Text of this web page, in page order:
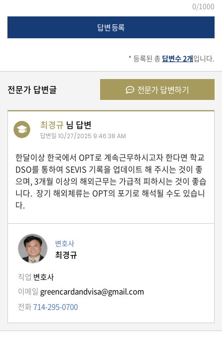
활
하
공
지
항
A
S
K
미
국
용
수
칙
안
0/1000
답변 등록
* 등록된 총 답변수 2개입니다.
전문가 답변글 전문가 답변하기
최경규 님 답변
답변일 10/27/2025 9:46:38 AM
한달이상 한국에서 OPT로 계속근무하시고자 한다면 학교
DSO를 통하여 SEVIS 기록을 업데이트 해 주시는 것이 좋
으며, 3개월 이상의 해외근무는 가급적 피하시는 것이 좋습
니다. 장기 해외체류는 OPT의 포기로 해석될 수도 있습니
다.
변호사
최경규
직업 변호사
이메일 greencardandvisa@gmail.com
전화714-295-0700